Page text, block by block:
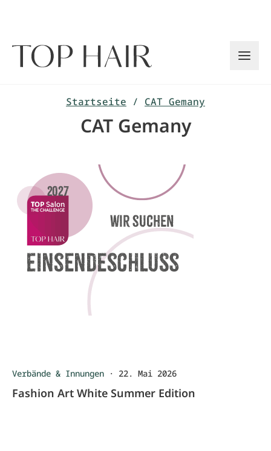
Startseite / CAT Gemany
CAT Gemany
Verbände & Innungen · 22. Mai 2026
Fashion Art White Summer Edition